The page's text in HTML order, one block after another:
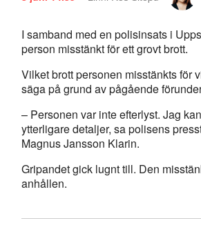
I samband med en polisinsats i
person misstänkt för ett grovt brott.
Vilket brott personen misstänkts för
säga på grund av pågående
– Personen var inte efterlyst. Jag
ytterligare detaljer, sa polisens
Magnus Jansson Klarin.
Gripandet gick lugnt till. Den
anhållen.